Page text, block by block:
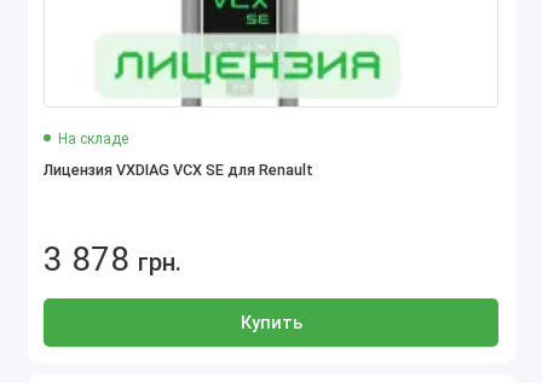
На складе
Лицензия VXDIAG VCX SE для Renault
3 878 грн.
Купить